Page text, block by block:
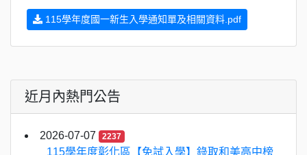
115學年度國一新生入學通知單及相關資料.pdf
近月內熱門公告
2026-07-07 2237
115學年度彰化區【免試入學】錄取和美高中榜